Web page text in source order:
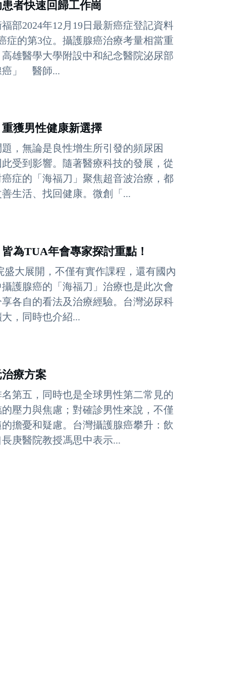
者快速回歸工作崗
部2024年12月19日最新癌症登記資料
症的第3位。攝護腺癌治療考量相當重
雄醫學大學附設中和紀念醫院泌尿部
癌」 醫師...
獲男性健康新選擇
，無論是良性增生所引發的頻尿困
受到影響。隨著醫療科技的發展，從
症的「海福刀」聚焦超音波治療，都
生活、找回健康。微創「...
為TUA年會專家探討重點！
大展開，不僅有實作課程，還有國內
護腺癌的「海福刀」治療也是此次會
各自的看法及治療經驗。台灣泌尿科
，同時也介紹...
療方案
第五，同時也是全球男性第二常見的
壓力與焦慮；對確診男性來說，不僅
擔憂和疑慮。台灣攝護腺癌攀升：飲
庚醫院教授馮思中表示...